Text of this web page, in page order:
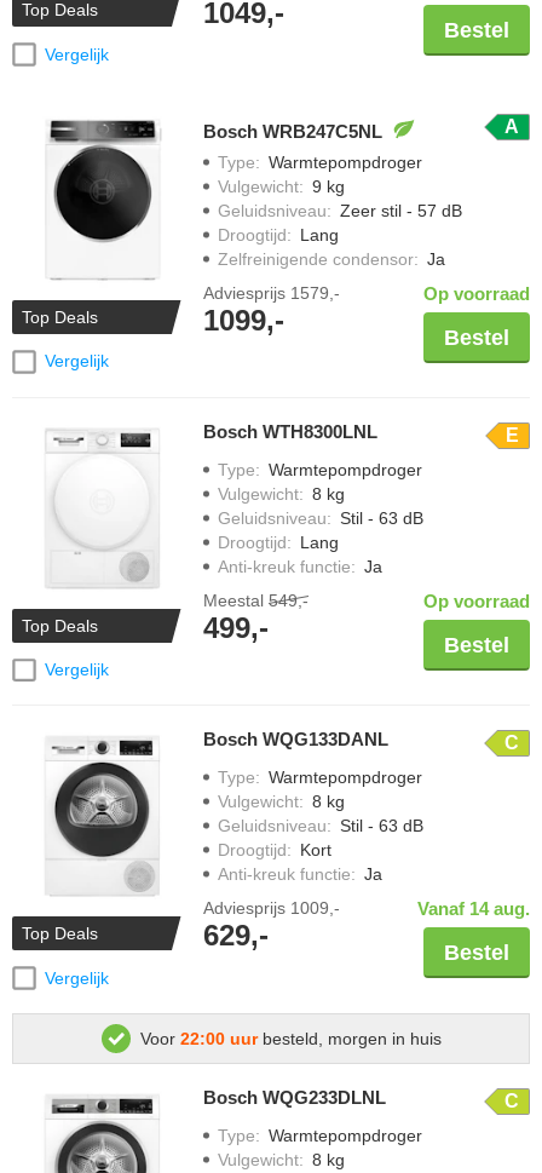
Top Deals
Vergelijk
1049,-
Bestel
Top Deals
Vergelijk
Bosch WRB247C5NL A
Type: Warmtepompdroger
Vulgewicht: 9 kg
Geluidsniveau: Zeer stil - 57 dB
Droogtijd: Lang
Zelfreinigende condensor: Ja
Adviesprijs 1579,-
1099,-
Op voorraad
Bestel
Top Deals
Vergelijk
Bosch WTH8300LNL E
Type: Warmtepompdroger
Vulgewicht: 8 kg
Geluidsniveau: Stil - 63 dB
Droogtijd: Lang
Anti-kreuk functie: Ja
Meestal 549,-
499,-
Op voorraad
Bestel
Top Deals
Vergelijk
Bosch WQG133DANL C
Type: Warmtepompdroger
Vulgewicht: 8 kg
Geluidsniveau: Stil - 63 dB
Droogtijd: Kort
Anti-kreuk functie: Ja
Adviesprijs 1009,-
629,-
Vanaf 14 aug.
Bestel
Voor 22:00 uurbesteld, morgen in huis
Bosch WQG233DLNL C
Type: Warmtepompdroger
Vulgewicht: 8 kg